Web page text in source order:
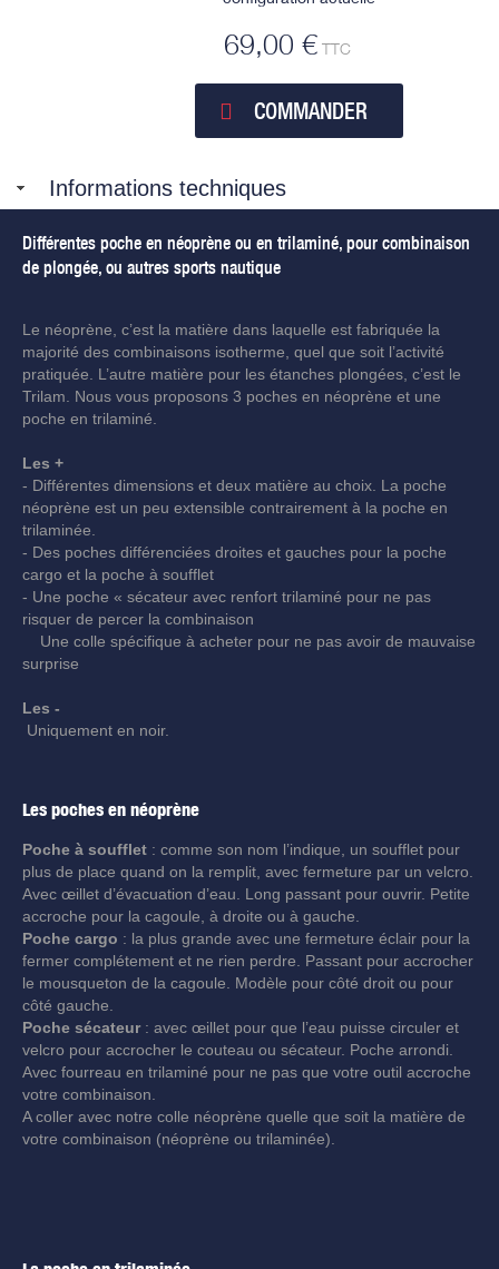
69,00 € TTC
COMMANDER
Informations techniques
Différentes poche en néoprène ou en trilaminé, pour combinaison
de plongée, ou autres sports nautique
Le néoprène, c’est la matière dans laquelle est fabriquée la
majorité des combinaisons isotherme, quel que soit l’activité
pratiquée. L’autre matière pour les étanches plongées, c’est le
Trilam. Nous vous proposons 3 poches en néoprène et une
poche en trilaminé.
Les +
- Différentes dimensions et deux matière au choix. La poche
néoprène est un peu extensible contrairement à la poche en
trilaminée.
- Des poches différenciées droites et gauches pour la poche
cargo et la poche à soufflet
- Une poche « sécateur avec renfort trilaminé pour ne pas
risquer de percer la combinaison
Une colle spécifique à acheter pour ne pas avoir de mauvaise
surprise
Les -
Uniquement en noir.
Les poches en néoprène
Poche à soufflet : comme son nom l’indique, un soufflet pour
plus de place quand on la remplit, avec fermeture par un velcro.
Avec œillet d’évacuation d’eau. Long passant pour ouvrir. Petite
accroche pour la cagoule, à droite ou à gauche.
Poche cargo : la plus grande avec une fermeture éclair pour la
fermer complétement et ne rien perdre. Passant pour accrocher
le mousqueton de la cagoule. Modèle pour côté droit ou pour
côté gauche.
Poche sécateur: avec œillet pour que l’eau puisse circuler et
velcro pour accrocher le couteau ou sécateur. Poche arrondi.
Avec fourreau en trilaminé pour ne pas que votre outil accroche
votre combinaison.
A coller avec notre colle néoprène quelle que soit la matière de
votre combinaison (néoprène ou trilaminée).